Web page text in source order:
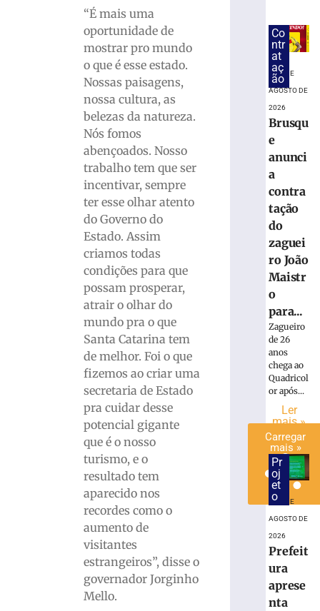
“É mais uma
oportunidade de
mostrar pro mundo
o que é esse estado.
Nossas paisagens,
nossa cultura, as
belezas da natureza.
Nós fomos
abençoados. Nosso
trabalho tem que ser
incentivar, sempre
ter esse olhar atento
do Governo do
Estado. Assim
criamos todas
condições para que
possam prosperar,
atrair o olhar do
mundo pra o que
Santa Catarina tem
de melhor. Foi o que
fizemos ao criar uma
secretaria de Estado
pra cuidar desse
potencial gigante
que é o nosso
turismo, e o
resultado tem
aparecido nos
recordes como o
aumento de
visitantes
estrangeiros”, disse o
governador Jorginho
Mello.
agosto
mais
Trecho
Avenida
Arno
Carlos
Gracher
terá
interdição
nesta
sexta-
feira
(7/8)
agosto
mais
Carregar
mais »
Co
ntr
at
aç
ão7 DE
AGOSTO DE
2026
Brusqu
e
anunci
a
contra
tação
do
zaguei
ro João
Maistr
o
para...
Zagueiro
de 26
anos
chega ao
Quadricol
or após...
Ler
mais »
Pr
oj
et
o
7 DE
AGOSTO DE
2026
Prefeit
ura
aprese
nta